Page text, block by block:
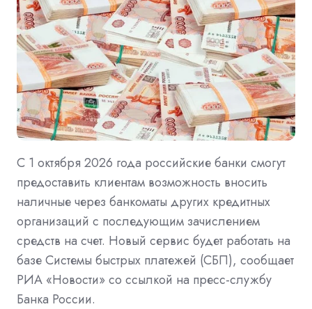
С 1 октября 2026 года российские банки смогут
предоставить клиентам возможность вносить
наличные через банкоматы других кредитных
организаций с последующим зачислением
средств на счет. Новый сервис будет работать на
базе Системы быстрых платежей (СБП), сообщает
РИА «Новости» со ссылкой на пресс-службу
Банка России.